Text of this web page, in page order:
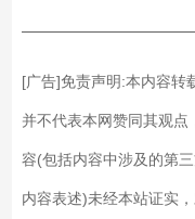
[广告]免责声明:本内容转
并不代表本网赞同其观
容(包括内容中涉及的第
内容表述)未经本站证实